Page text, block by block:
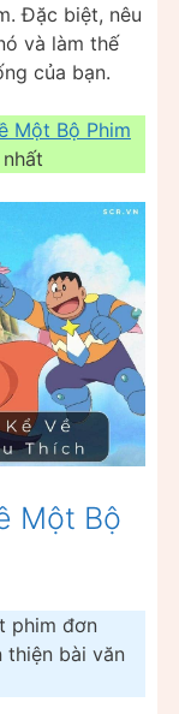
Đặc biệt, nêu
và làm thế
của bạn.
Một Bộ Phim
nhất
Một Bộ
phim đơn
thiện bài văn